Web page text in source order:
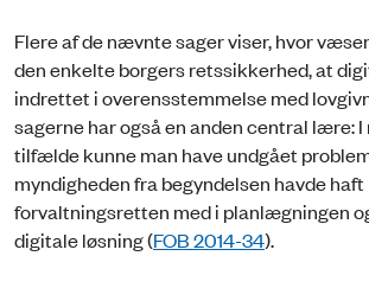
Flere af de nævnte sager viser, hvor
den enkelte borgers retssikkerhed, at
indrettet i overensstemmelse med
sagerne har også en anden central lære:
tilfælde kunne man have undgået
myndigheden fra begyndelsen havde haft
forvaltningsretten med i planlægningen
digitale løsning (FOB 2014-34).